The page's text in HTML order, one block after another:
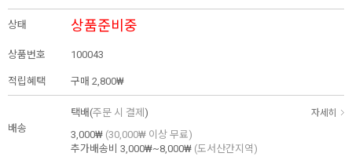
상태 상품준비중
상품번호 100043
적립혜택 구매 2,800₩
배송
택배(주문 시 결제 ) 자세히
3,000₩ (30,000₩ 이상 무료)
추가배송비 3,000₩~8,000₩ (도서산간지역)